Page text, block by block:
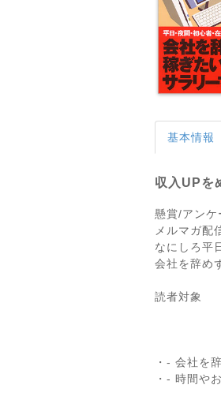
基本情報
収入UPを
懸賞/アンケ
メルマガ配
なにしろ平
会社を辞め
読者対象
・- 会社を
・- 時間や